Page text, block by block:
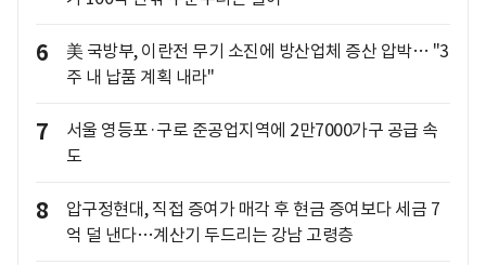
6
美 국방부, 이란전 무기 소진에 방산업체 증산 압박… "3
주 내 납품 계획 내라"
7
서울 영등포·구로 준공업지역에 2만7000가구 공급 속
도
8
압구정현대, 직접 증여가 매각 후 현금 증여보다 세금 7
억 덜 낸다…계산기 두드리는 강남 고령층